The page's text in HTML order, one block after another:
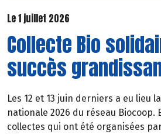
Le 1 juillet 2026
Collecte Bio
succès
Les 12 et 13 juin derniers a eu lieu
nationale 2026 du réseau Biocoop.
collectes qui ont été organisées